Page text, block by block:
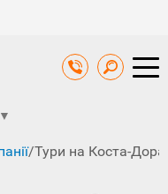
▼
/Тури на Коста-